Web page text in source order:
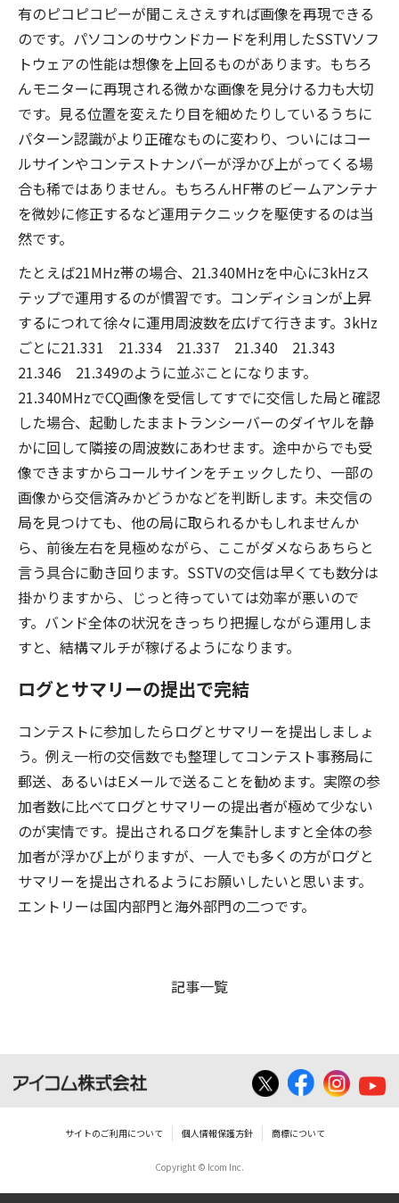
有のピコピコピーが聞こえさえすれば画像を再現できる
のです。パソコンのサウンドカードを利用したSSTVソフ
トウェアの性能は想像を上回るものがあります。もちろ
んモニターに再現される微かな画像を見分ける力も大切
です。見る位置を変えたり目を細めたりしているうちに
パターン認識がより正確なものに変わり、ついにはコー
ルサインやコンテストナンバーが浮かび上がってくる場
合も稀ではありません。もちろんHF帯のビームアンテナ
を微妙に修正するなど運用テクニックを駆使するのは当
然です。
たとえば21MHz帯の場合、21.340MHzを中心に3kHzス
テップで運用するのが慣習です。コンディションが上昇
するにつれて徐々に運用周波数を広げて行きます。3kHz
ごとに21.331 21.334 21.337 21.340 21.343
21.346 21.349のように並ぶことになります。
21.340MHzでCQ画像を受信してすでに交信した局と確認
した場合、起動したままトランシーバーのダイヤルを静
かに回して隣接の周波数にあわせます。途中からでも受
像できますからコールサインをチェックしたり、一部の
画像から交信済みかどうかなどを判断します。未交信の
局を見つけても、他の局に取られるかもしれませんか
ら、前後左右を見極めながら、ここがダメならあちらと
言う具合に動き回ります。SSTVの交信は早くても数分は
掛かりますから、じっと待っていては効率が悪いので
す。バンド全体の状況をきっちり把握しながら運用しま
すと、結構マルチが稼げるようになります。
ログとサマリーの提出で完結
コンテストに参加したらログとサマリーを提出しましょ
う。例え一桁の交信数でも整理してコンテスト事務局に
郵送、あるいはEメールで送ることを勧めます。実際の参
加者数に比べてログとサマリーの提出者が極めて少ない
のが実情です。提出されるログを集計しますと全体の参
加者が浮かび上がりますが、一人でも多くの方がログと
サマリーを提出されるようにお願いしたいと思います。
エントリーは国内部門と海外部門の二つです。
記事一覧
サイトのご利用について 個人情報保護方針 商標について
Copyright © Icom Inc.